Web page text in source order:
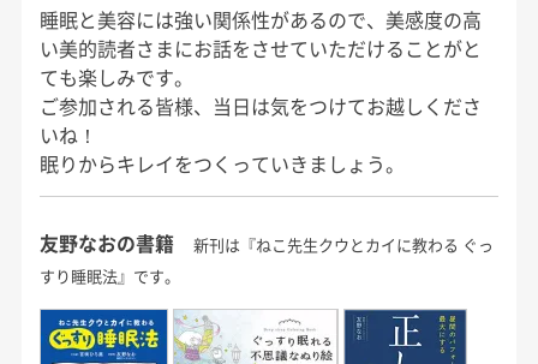
睡眠と美容には強い関係性があるので、美感度の高
い美的読者さまにお話をさせていただけることがと
ても楽しみです。
ご参加される皆様、当日は気をつけてお越しくださ
いね！
眠りからキレイをつくっていきましょう。
友野なおの書籍
新刊は『ねこ先生クウとカイに教わる ぐっ
すり睡眠法』です。